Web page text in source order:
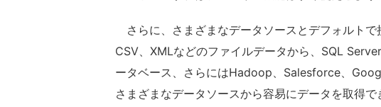
さらに、さまざまなデータソースとデフォルト
CSV、XMLなどのファイルデータから、SQL
ータベース、さらにはHadoop、Salesforce、
さまざまなデータソースから容易にデータを取得で